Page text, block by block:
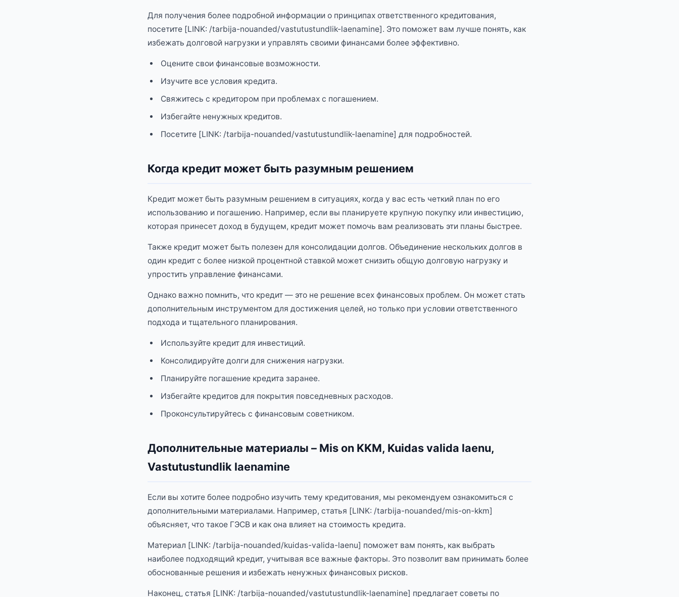
Для получения более подробной информации о принципах ответственного кредитования,
посетите [LINK: /tarbija-nouanded/vastutustundlik-laenamine]. Это поможет вам лучше понять, как
избежать долговой нагрузки и управлять своими финансами более эффективно.
Оцените свои финансовые возможности.
Изучите все условия кредита.
Свяжитесь с кредитором при проблемах с погашением.
Избегайте ненужных кредитов.
Посетите [LINK: /tarbija-nouanded/vastutustundlik-laenamine] для подробностей.
Когда кредит может быть разумным решением
Кредит может быть разумным решением в ситуациях, когда у вас есть четкий план по его
использованию и погашению. Например, если вы планируете крупную покупку или инвестицию,
которая принесет доход в будущем, кредит может помочь вам реализовать эти планы быстрее.
Также кредит может быть полезен для консолидации долгов. Объединение нескольких долгов в
один кредит с более низкой процентной ставкой может снизить общую долговую нагрузку и
упростить управление финансами.
Однако важно помнить, что кредит — это не решение всех финансовых проблем. Он может стать
дополнительным инструментом для достижения целей, но только при условии ответственного
подхода и тщательного планирования.
Используйте кредит для инвестиций.
Консолидируйте долги для снижения нагрузки.
Планируйте погашение кредита заранее.
Избегайте кредитов для покрытия повседневных расходов.
Проконсультируйтесь с финансовым советником.
Дополнительные материалы – Mis on KKM, Kuidas valida laenu,
Vastutustundlik laenamine
Если вы хотите более подробно изучить тему кредитования, мы рекомендуем ознакомиться с
дополнительными материалами. Например, статья [LINK: /tarbija-nouanded/mis-on-kkm]
объясняет, что такое ГЭСВ и как она влияет на стоимость кредита.
Материал [LINK: /tarbija-nouanded/kuidas-valida-laenu] поможет вам понять, как выбрать
наиболее подходящий кредит, учитывая все важные факторы. Это позволит вам принимать более
обоснованные решения и избежать ненужных финансовых рисков.
Наконец, статья [LINK: /tarbija-nouanded/vastutustundlik-laenamine] предлагает советы по